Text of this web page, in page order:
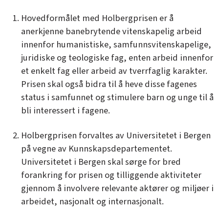
Hovedformålet med Holbergprisen er å
anerkjenne banebrytende vitenskapelig arbeid
innenfor humanistiske, samfunnsvitenskapelige,
juridiske og teologiske fag, enten arbeid innenfor
et enkelt fag eller arbeid av tverrfaglig karakter.
Prisen skal også bidra til å heve disse fagenes
status i samfunnet og stimulere barn og unge til å
bli interessert i fagene.
Holbergprisen forvaltes av Universitetet i Bergen
på vegne av Kunnskapsdepartementet.
Universitetet i Bergen skal sørge for bred
forankring for prisen og tilliggende aktiviteter
gjennom å involvere relevante aktører og miljøer i
arbeidet, nasjonalt og internasjonalt.